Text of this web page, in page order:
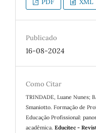
Publicado
16-08-2024
Como Citar
TRINDADE, Luane Nunes;
Smaniotto. Formação de
Educação Profissional:
acadêmica.Educitec -